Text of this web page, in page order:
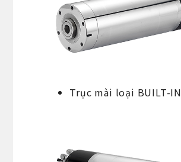
Trục mài loại BUILT-IN